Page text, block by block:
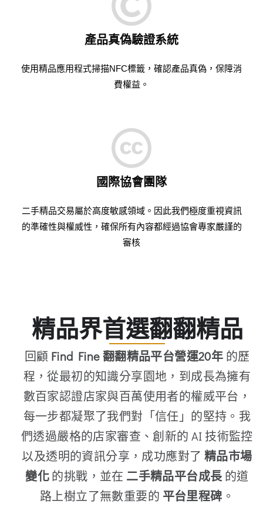
產品真偽驗證系統
使用精品應用程式掃描NFC標籤，確認產品真偽，保障消
費權益。
國際協會團隊
二手精品交易屬於高度敏感領域。因此我們極度重視資訊
的準確性與權威性，確保所有內容都經過協會專家嚴謹的
審核
精品界首選翻翻精品
回顧 Find Fine 翻翻精品平台營運20年 的歷
程，從最初的知識分享園地，到成長為擁有
數百家認證店家與百萬使用者的權威平台，
每一步都凝聚了我們對「信任」的堅持。我
們透過嚴格的店家審查、創新的 AI 技術監控
以及透明的資訊分享，成功應對了 精品市場
變化的挑戰，並在 二手精品平台成長的道
路上樹立了無數重要的 平台里程碑 。